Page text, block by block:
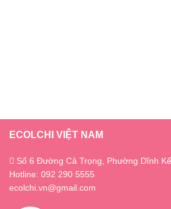
ECOLCHI VIỆT NAM
Số 6 Đường Cả Trọng, Phường Dĩnh
Hotline: 092 290 5555
ecolchi.vn@gmail.com